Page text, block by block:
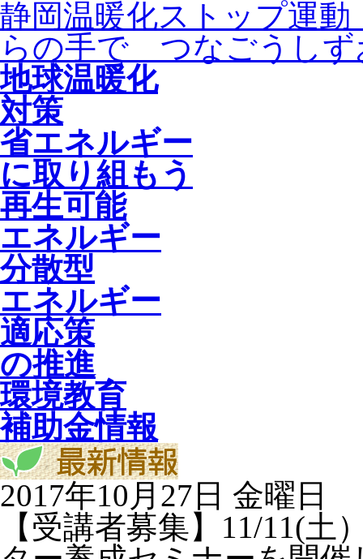
静岡温暖化ストップ運
らの手で つなごうしず
地球温暖化
対策
省エネルギー
に取り組もう
再生可能
エネルギー
分散型
エネルギー
適応策
の推進
環境教育
補助金情報
2017年10月27日 金曜日
【受講者募集】11/11(